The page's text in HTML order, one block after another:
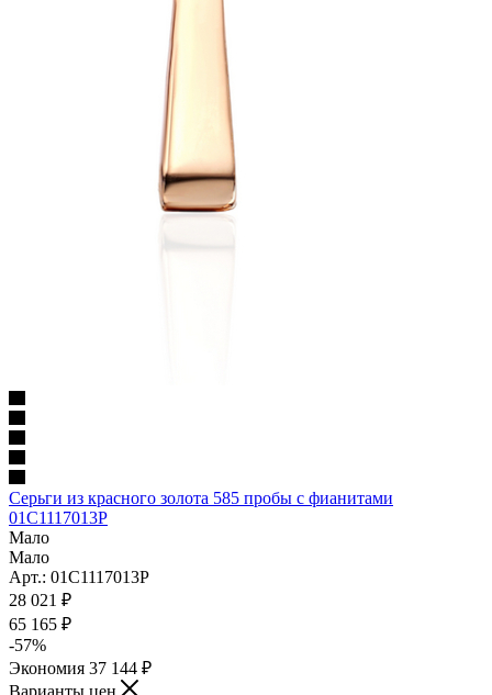
Серьги из красного золота 585 пробы с фианитами
01С1117013Р
Мало
Мало
Арт.: 01С1117013Р
28 021 ₽
65 165 ₽
-57%
Экономия 37 144 ₽
Варианты цен